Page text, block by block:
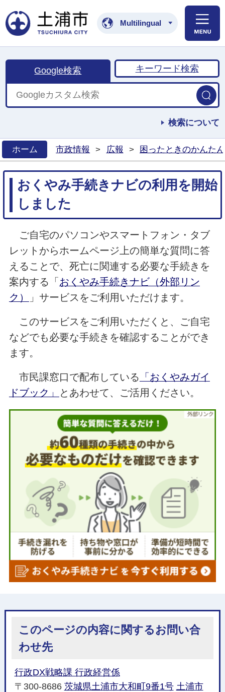
土浦市公式ホームペ
Multilingual
Google検索 キーワード検索
検索について
ホーム
市政情報 > 広報 > 困ったときのかんた
おくやみ手続きナビの利用を開始
しました
ご自宅のパソコンやスマートフォン・タブ
レットからホームページ上の簡単な質問に答
えることで、死亡に関連する必要な手続きを
案内する「 おくやみ手続きナビ（外部リン
ク）
」サービスをご利用いただけます。
このサービスをご利用いただくと、ご自宅
などでも必要な手続きを確認することができ
ます。
市民課窓口で配布している 「おくやみガイ
ドブック」
とあわせて、ご活用ください。
このページの内容に関するお問い合
わせ先
行政DX戦略課 行政経営係
〒300-8686 茨城県土浦市大和町9番1号 土浦市